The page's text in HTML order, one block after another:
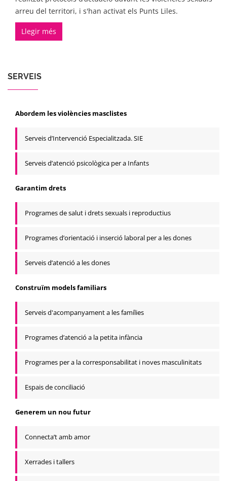
SERVEIS
Abordem les violències masclistes
Serveis d’Intervenció Especialitzada. SIE
Serveis d’atenció psicològica per a Infants
Garantim drets
Programes de salut i drets sexuals i reproductius
Programes d’orientació i inserció laboral per a les dones
Serveis d’atenció a les dones
Construïm models familiars
Serveis d'acompanyament a les famílies
Programes d’atenció a la petita infància
Programes per a la corresponsabilitat i noves masculinitats
Espais de conciliació
Generem un nou futur
Connecta’t amb amor
Xerrades i tallers
arreu del territori, i s'han activat els Punts Liles.
Llegir més